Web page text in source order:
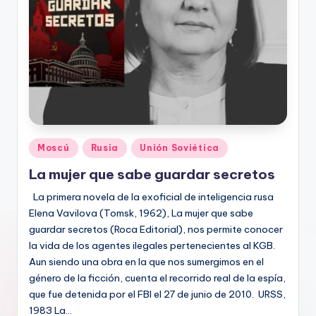
Publicado
en
Moscú Rusia Unión Soviética
La mujer que sabe guardar secretos
La primera novela de la exoficial de inteligencia rusa
Elena Vavilova (Tomsk, 1962), La mujer que sabe
guardar secretos (Roca Editorial), nos permite conocer
la vida de los agentes ilegales pertenecientes al KGB.
Aun siendo una obra en la que nos sumergimos en el
género de la ficción, cuenta el recorrido real de la espía,
que fue detenida por el FBI el 27 de junio de 2010. URSS,
1983 La…